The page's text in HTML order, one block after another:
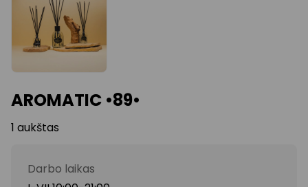
AROMATIC •89•
1 aukštas
Darbo laikas